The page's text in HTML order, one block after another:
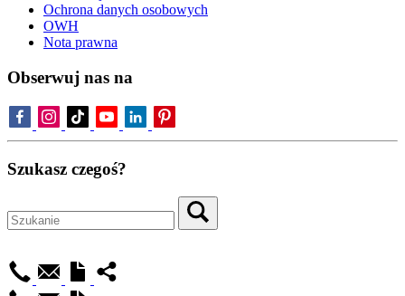
Ochrona danych osobowych
OWH
Nota prawna
Obserwuj nas na
Szukasz czegoś?